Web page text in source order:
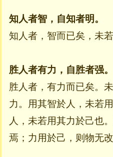
知人者智，自知者明。
知人者，智而已矣，未
胜人者有力，自胜者强。
胜人者，有力而已矣。
力。用其智於人，未若
人，未若用其力於己也
焉；力用於己，则物无改